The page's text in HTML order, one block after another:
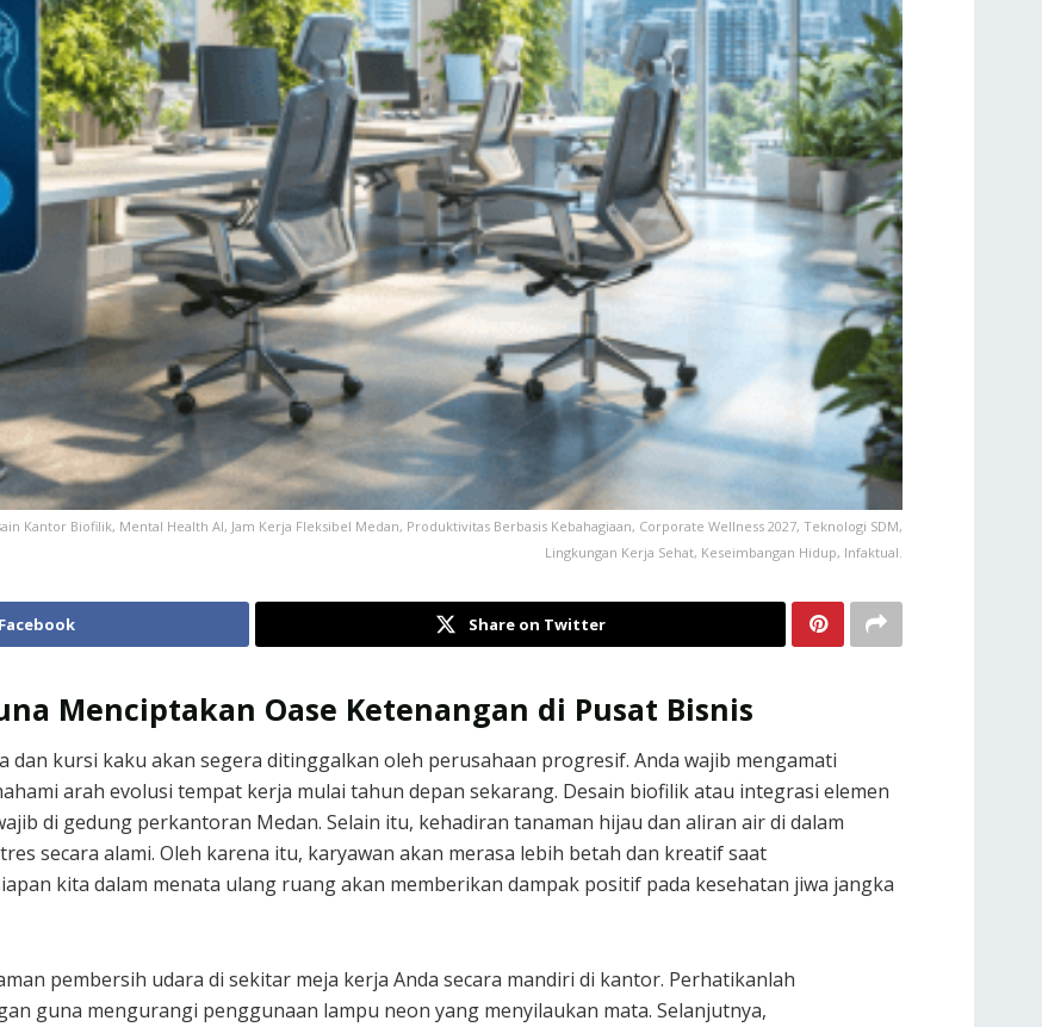
Kantor Biofilik, Mental Health AI, Jam Kerja Fleksibel Medan, Produktivitas Berbasis Kebahagiaan, Corporate Wellness 2027, Teknologi SDM,
Lingkungan Kerja Sehat, Keseimbangan Hidup, Infaktual.
Share on Twitter
Menciptakan Oase Ketenangan di Pusat Bisnis
dan kursi kaku akan segera ditinggalkan oleh perusahaan progresif. Anda wajib mengamati
arah evolusi tempat kerja mulai tahun depan sekarang. Desain biofilik atau integrasi elemen
di gedung perkantoran Medan. Selain itu, kehadiran tanaman hijau dan aliran air di dalam
secara alami. Oleh karena itu, karyawan akan merasa lebih betah dan kreatif saat
kita dalam menata ulang ruang akan memberikan dampak positif pada kesehatan jiwa jangka
pembersih udara di sekitar meja kerja Anda secara mandiri di kantor. Perhatikanlah
guna mengurangi penggunaan lampu neon yang menyilaukan mata. Selanjutnya,